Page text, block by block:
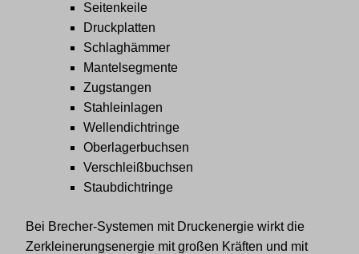
Seitenkeile
Druckplatten
Schlaghämmer
Mantelsegmente
Zugstangen
Stahleinlagen
Wellendichtringe
Oberlagerbuchsen
Verschleißbuchsen
Staubdichtringe
Bei Brecher-Systemen mit Druckenergie wirkt die
Zerkleinerungsenergie mit großen Kräften und mit